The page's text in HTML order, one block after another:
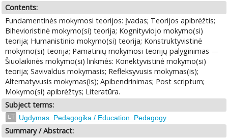
Contents:
Fundamentinės mokymosi teorijos: Įvadas; Teorijos apibrėžtis;
Bihevioristinė mokymo(si) teorija; Kognityviojo mokymo(si)
teorija; Humanistinio mokymo(si) teorija; Konstruktyvistinė
mokymo(si) teorija; Pamatinių mokymosi teorijų palyginimas —
Šiuolaikinės mokymo(si) linkmės: Konektyvistinė mokymo(si)
teorija; Savivaldus mokymasis; Refleksyvusis mokymas(is);
Alternatyvusis mokymas(is); Apibendrinimas; Post scriptum;
Mokymo(si) apibrėžtys; Literatūra.
Subject terms:
LT Ugdymas. Pedagogika / Education. Pedagogy.
Summary / Abstract: